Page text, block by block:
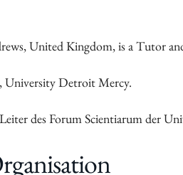
United Kingdom, is a Tutor
University Detroit Mercy.
des Forum Scientiarum der